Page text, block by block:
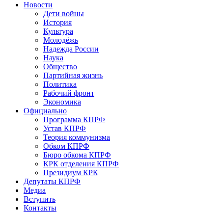
Новости
Дети войны
История
Культура
Молодёжь
Надежда России
Наука
Общество
Партийная жизнь
Политика
Рабочий фронт
Экономика
Официально
Программа КПРФ
Устав КПРФ
Теория коммунизма
Обком КПРФ
Бюро обкома КПРФ
КРК отделения КПРФ
Президиум КРК
Депутаты КПРФ
Медиа
Вступить
Контакты